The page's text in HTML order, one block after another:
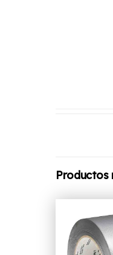
Productos